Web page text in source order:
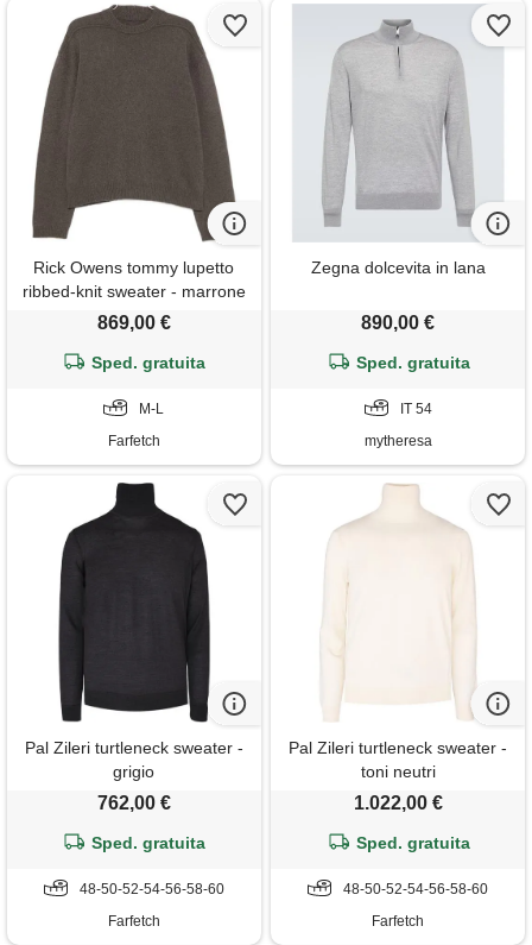
Rick Owens tommy lupetto
ribbed-knit sweater - marrone
869,00 €
Sped. gratuita
M-L
Farfetch
Zegna dolcevita in lana
890,00 €
Sped. gratuita
IT 54
mytheresa
Pal Zileri turtleneck sweater -
grigio
762,00 €
Sped. gratuita
48-50-52-54-56-58-60
Farfetch
Pal Zileri turtleneck sweater -
toni neutri
1.022,00 €
Sped. gratuita
48-50-52-54-56-58-60
Farfetch